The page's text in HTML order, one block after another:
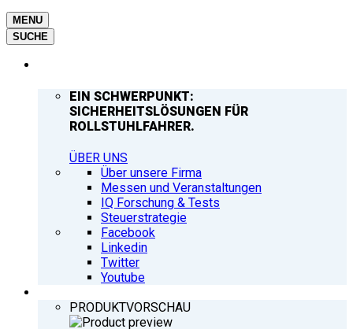
MENU
SUCHE
EIN SCHWERPUNKT:
SICHERHEITSLÖSUNGEN FÜR
ROLLSTUHLFAHRER.
ÜBER UNS
Über unsere Firma
Messen und Veranstaltungen
IQ Forschung & Tests
Steuerstrategie
Facebook
Linkedin
Twitter
Youtube
PRODUKTVORSCHAU